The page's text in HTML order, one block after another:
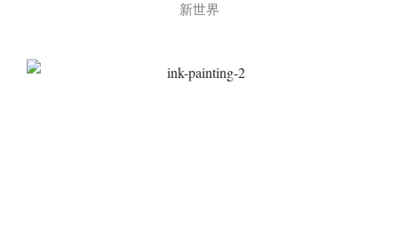
新世界